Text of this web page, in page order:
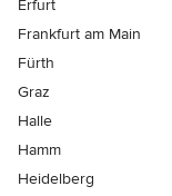
Erfurt
Frankfurt am Main
Fürth
Graz
Halle
Hamm
Heidelberg